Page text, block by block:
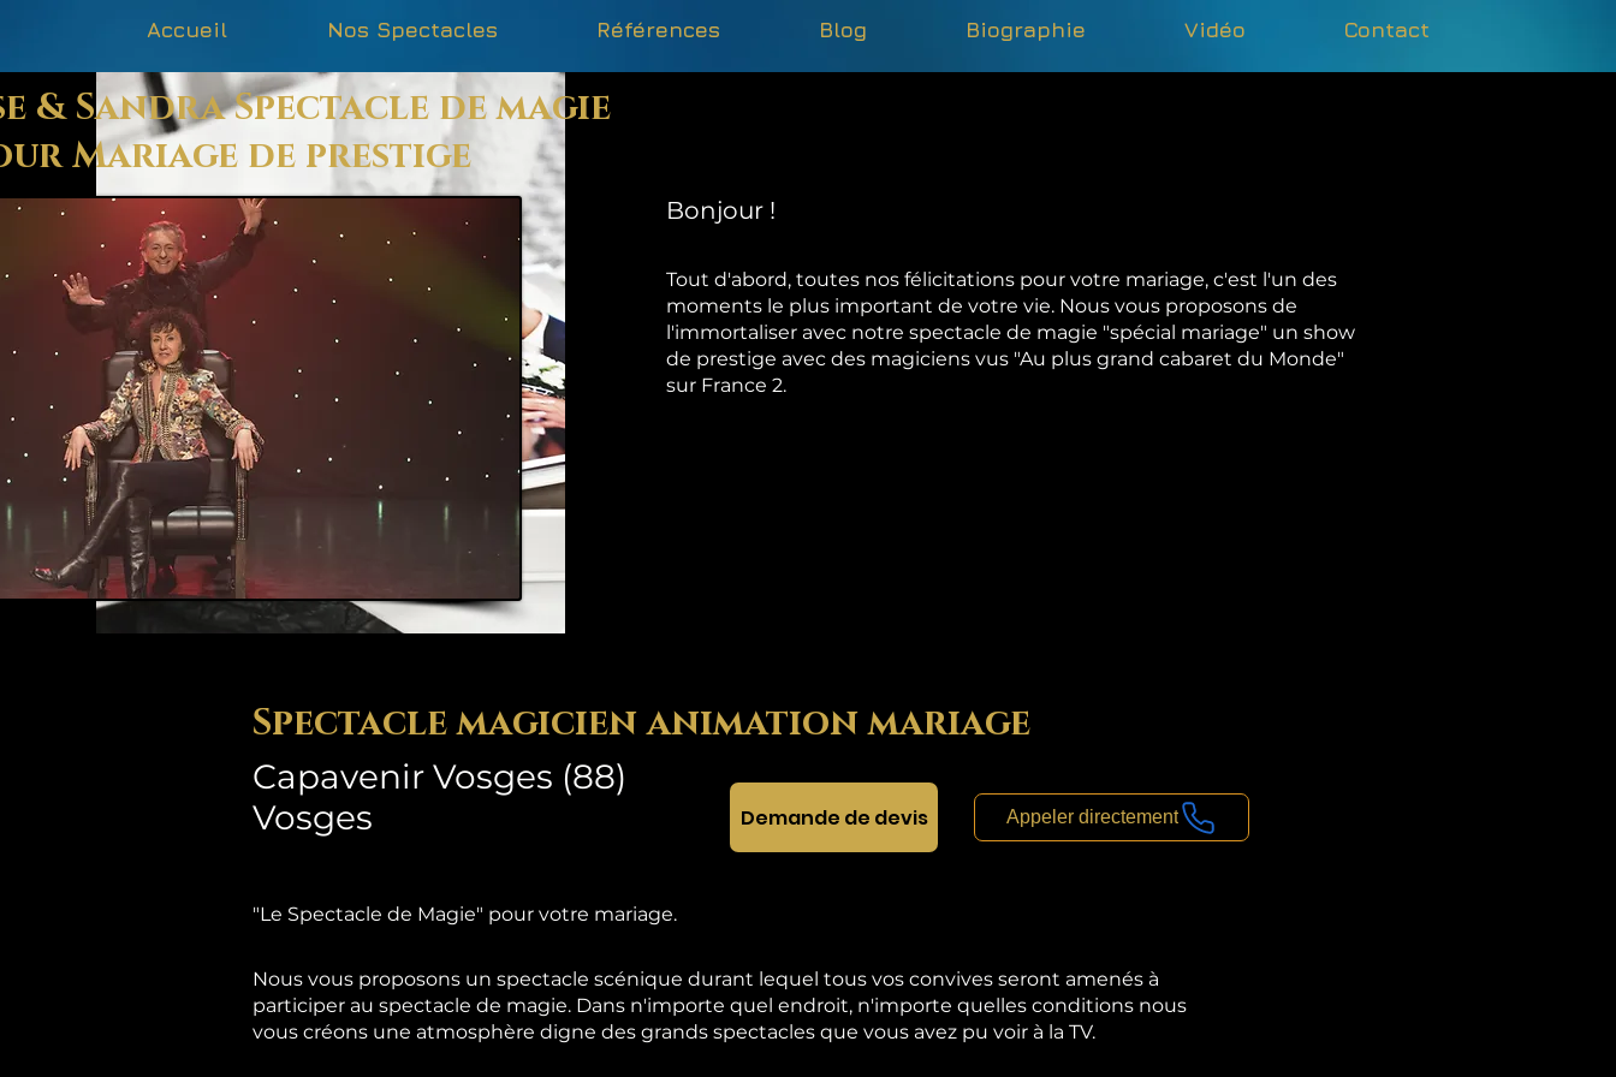
Accueil Nos Spectacles Références Blog Biographie Vidéo Contact
& Sandra Spectacle de magie
Mariage de prestige
Bonjour !
Tout d'abord, toutes nos félicitations pour votre mariage, c'est l'un des
moments le plus important de votre vie. Nous vous proposons de
l'immortaliser avec notre spectacle de magie "spécial mariage" un show
de prestige avec des magiciens vus "Au plus grand cabaret du Monde"
sur France 2.
Spectacle magicien animation mariage
Capavenir Vosges (88)
Vosges
Demande de devis Appeler directement
"Le Spectacle de Magie" pour votre mariage.
Nous vous proposons un spectacle scénique durant lequel tous vos convives seront amenés à
participer au spectacle de magie. Dans n'importe quel endroit, n'importe quelles conditions nous
vous créons une atmosphère digne des grands spectacles que vous avez pu voir à la TV.